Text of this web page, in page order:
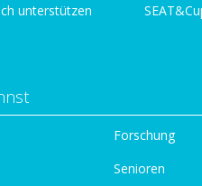
unterstützen
Forschung
Senioren